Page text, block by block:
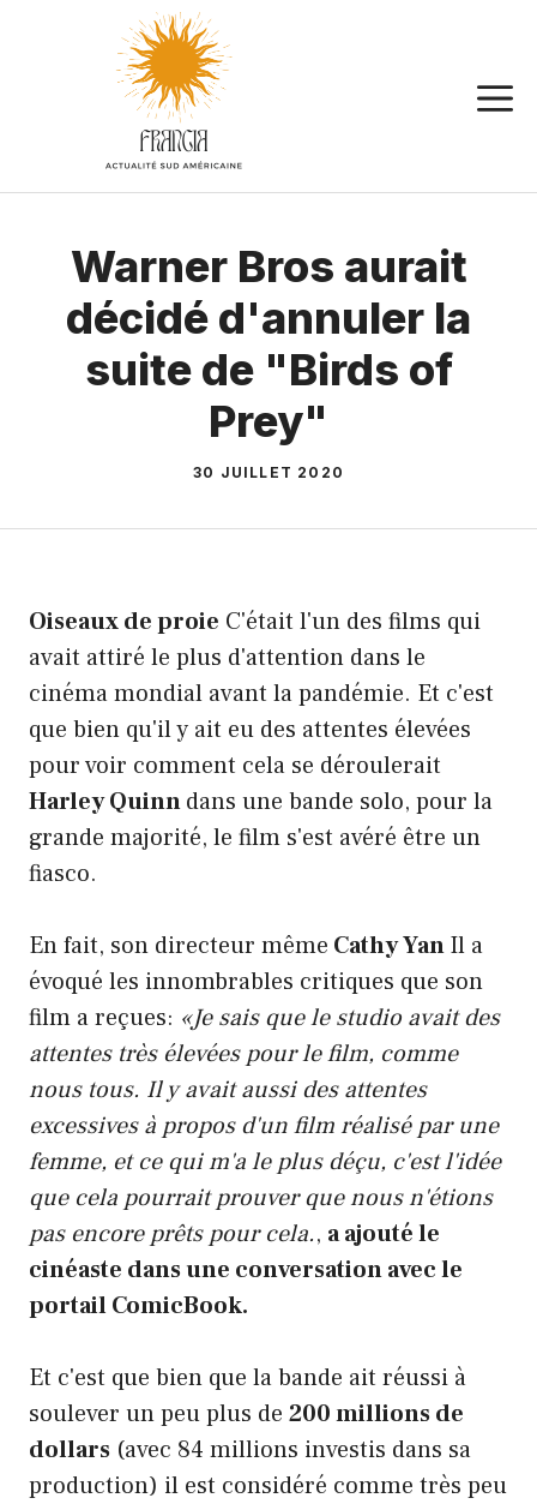
Warner Bros aurait
décidé d'annuler la
suite de "Birds of
Prey"
30 JUILLET 2020
Oiseaux de proie C'était l'un des films qui
avait attiré le plus d'attention dans le
cinéma mondial avant la pandémie. Et c'est
que bien qu'il y ait eu des attentes élevées
pour voir comment cela se déroulerait
Harley Quinndans une bande solo, pour la
grande majorité, le film s'est avéré être un
fiasco.
En fait, son directeur même Cathy YanIl a
évoqué les innombrables critiques que son
film a reçues: «Je sais que le studio avait des
attentes très élevées pour le film, comme
nous tous. Il y avait aussi des attentes
excessives à propos d'un film réalisé par une
femme, et ce qui m'a le plus déçu, c'est l'idée
que cela pourrait prouver que nous n'étions
pas encore prêts pour cela., a ajouté le
cinéaste dans une conversation avec le
portail ComicBook.
Et c'est que bien que la bande ait réussi à
soulever un peu plus de 200 millions de
dollars (avec 84 millions investis dans sa
production) il est considéré comme très peu